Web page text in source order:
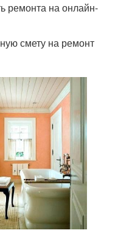
ремонта на онлайн-
смету на ремонт